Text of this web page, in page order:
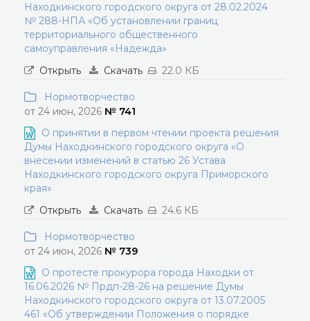
Находкинского городского округа от 28.02.2024
№ 288-НПА «Об установлении границ
территориального общественного
самоуправления «Надежда»
Открыть
Скачать 22.0 КБ
Нормотворчество
от 24 июн, 2026 № 741
О принятии в первом чтении проекта решения
Думы Находкинского городского округа «О
внесении изменений в статью 26 Устава
Находкинского городского округа Приморского
края»
Открыть
Скачать 24.6 КБ
Нормотворчество
от 24 июн, 2026 № 739
О протесте прокурора города Находки от
16.06.2026 № Прдп-28-26 на решение Думы
Находкинского городского округа от 13.07.2005
461 «Об утверждении Положения о порядке